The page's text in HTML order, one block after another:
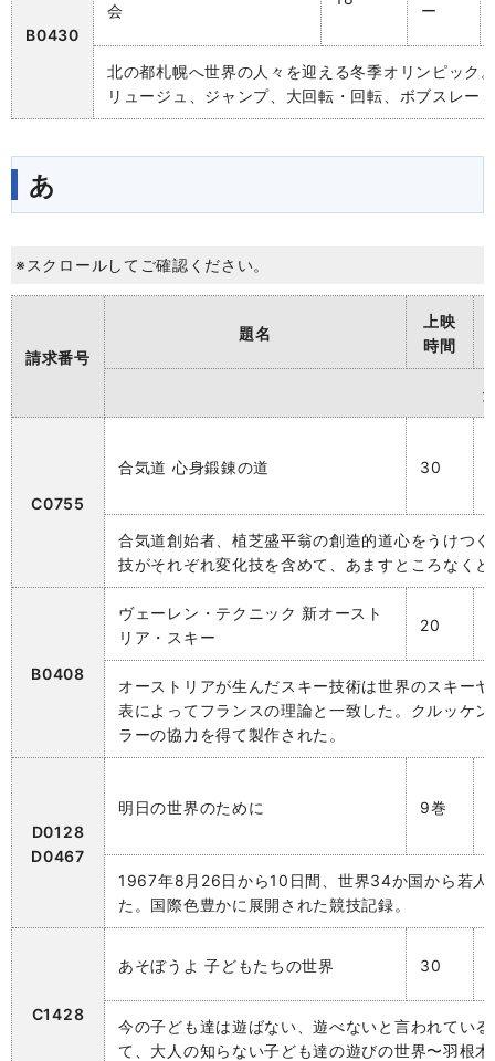
B0430
会
ー
北の都札幌へ世界の人々を迎える冬季オリンピック
リュージュ、ジャンプ、大回転・回転、ボブスレー
あ
※スクロールしてご確認ください。
請求番号
題名
上映
時間
C0755
合気道 心身鍛錬の道 30
合気道創始者、植芝盛平翁の創造的道心をうけつ
技がそれぞれ変化技を含めて、あますところなく
B0408
ヴェーレン・テクニック 新オースト
リア・スキー
20
オーストリアが生んだスキー技術は世界のスキー
表によってフランスの理論と一致した。クルッケ
ラーの協力を得て製作された。
D0128
D0467
明日の世界のために 9巻
1967年8月26日から10日間、世界34か国から若
た。国際色豊かに展開された競技記録。
C1428
あそぼうよ 子どもたちの世界 30
今の子ども達は遊ばない、遊べないと言われてい
て、大人の知らない子ども達の遊びの世界〜羽根